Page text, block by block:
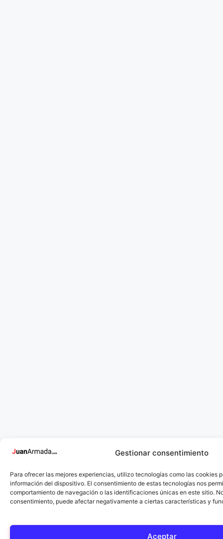
Gestionar consentimiento
Para ofrecer las mejores experiencias, utilizo tecnologías como las cookies
información del dispositivo. El consentimiento de estas tecnologías nos
comportamiento de navegación o las identificaciones únicas en este sitio.
consentimiento, puede afectar negativamente a ciertas características y
Aceptar